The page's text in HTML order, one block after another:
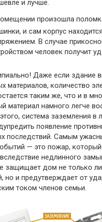
и лучше.
произошла
и сам корпус
В случае
человек получит
Даже если здание
материалов, количество
таким же, что и в
материал намного легче
система заземления в
появление
последствий. Самым
— это пожар,
недлинного
защищает дом не только
но и предутверждает от
током членов семьи.